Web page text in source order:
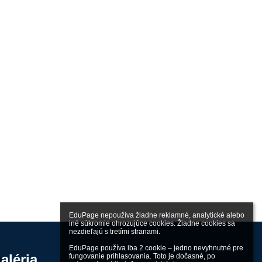
EduPage nepoužíva žiadne reklamné, analytické alebo
iné súkromie ohrozujúce cookies. Žiadne cookies sa
nezdieľajú s tretími stranami.
EduPage používa iba 2 cookie – jedno nevyhnutné pre
fungovanie prihlasovania. Toto je dočasné, po